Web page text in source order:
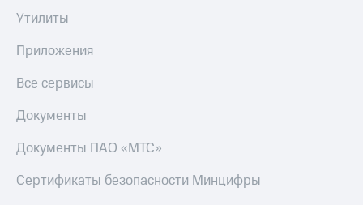
Утилиты
Приложения
Все сервисы
Документы
Документы ПАО «МТС»
Сертификаты безопасности Минцифры